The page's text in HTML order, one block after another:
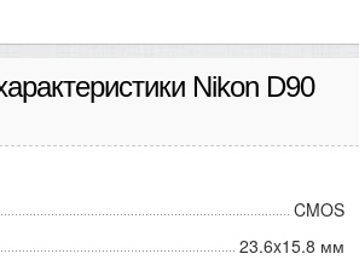
Nikon D90
CMOS
23.6x15.8 мм